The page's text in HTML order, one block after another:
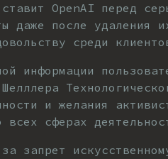
OpenAI перед
даже после удаления
среди
информации
и желания
всех сферах
запрет